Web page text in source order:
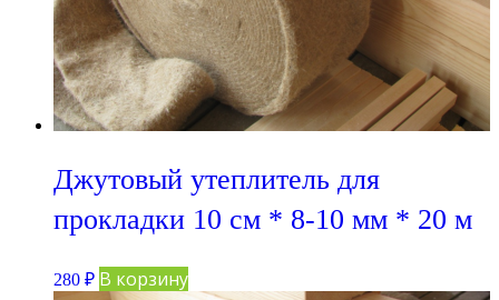
Джутовый утеплитель для
прокладки 10 см * 8-10 мм * 20 м
280 ₽ В корзину